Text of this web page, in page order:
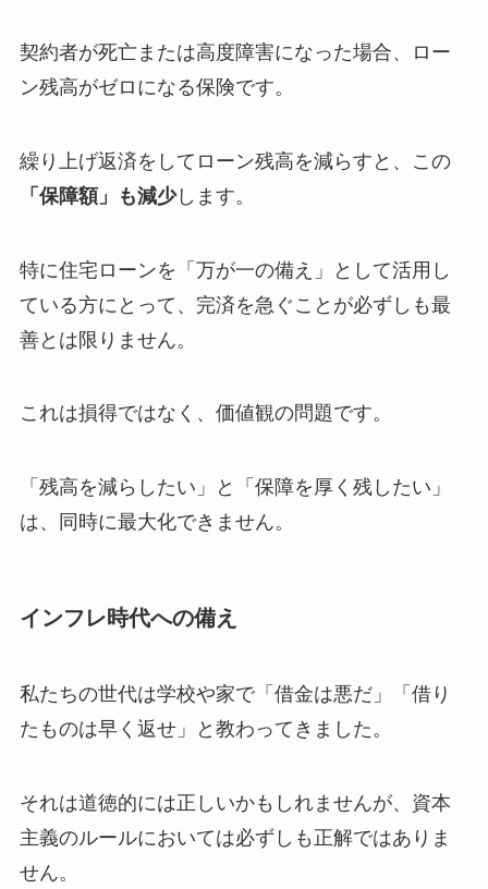
契約者が死亡または高度障害になった場合、ロー
ン残高がゼロになる保険です。
繰り上げ返済をしてローン残高を減らすと、この
「保障額」も減少します。
特に住宅ローンを「万が一の備え」として活用し
ている方にとって、完済を急ぐことが必ずしも最
善とは限りません。
これは損得ではなく、価値観の問題です。
「残高を減らしたい」と「保障を厚く残したい」
は、同時に最大化できません。
インフレ時代への備え
私たちの世代は学校や家で「借金は悪だ」「借り
たものは早く返せ」と教わってきました。
それは道徳的には正しいかもしれませんが、資本
主義のルールにおいては必ずしも正解ではありま
せん。